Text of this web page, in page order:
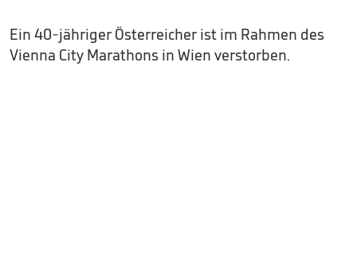
Ein 40-jähriger Österreicher ist im Rahmen des
Vienna City Marathons in Wien verstorben.